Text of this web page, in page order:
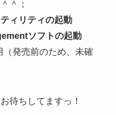
＾；
ィリティの起動
ソフトの起動
（発売前のため、未確
待ちしてますっ！